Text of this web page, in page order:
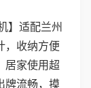
】适配兰州
，收纳方便
居家使用超
牌流畅，摸